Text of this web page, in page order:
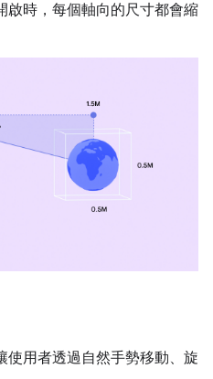
啟時，每個軸向的尺寸都會縮
使用者透過自然手勢移動、旋